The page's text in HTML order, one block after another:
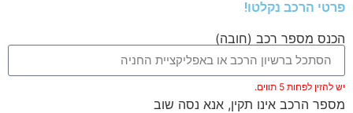
פרטי הרכב נקלטו!
הכנס מספר רכב (חובה)
יש להזין לפחות 5 תווים.
מספר הרכב אינו תקין, אנא נסה שוב